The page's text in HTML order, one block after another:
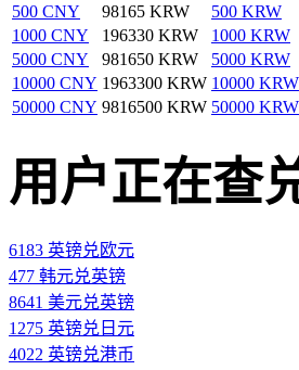
500 CNY
98165 KRW 500 KRW
1000 CNY
196330 KRW 1000 KRW
5000 CNY
981650 KRW 5000 KRW
10000 CNY 1963300 KRW 10000 KRW
50000 CNY 9816500 KRW 50000 KRW
用户正在查
6183 英镑兑欧元
477 韩元兑英镑
8641 美元兑英镑
1275 英镑兑日元
4022 英镑兑港币